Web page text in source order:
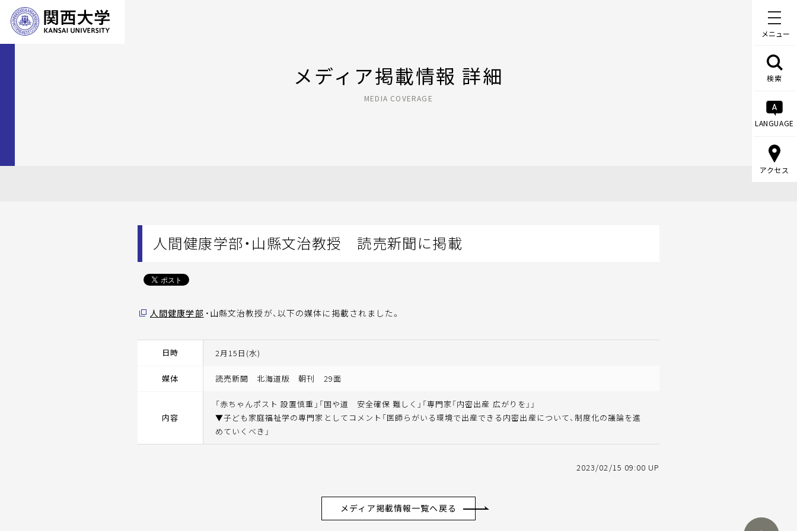
メニュー
検索
LANGUAGE
アクセス
メディア掲載情報 詳細
MEDIA COVERAGE
人間健康学部・山縣文治教授 読売新聞に掲載
人間健康学部 ・山縣文治教授が、以下の媒体に掲載されました。
日時 2月15日(水)
媒体 読売新聞 北海道版 朝刊 29面
内容
「赤ちゃんポスト 設置慎重」「国や道 安全確保 難しく」「専門家「内密出産 広がりを」」
▼子ども家庭福祉学の専門家としてコメント「医師らがいる環境で出産できる内密出産について、制度化の議論を進
めていくべき」
2023/02/15 09:00 UP
メディア掲載情報一覧へ戻る